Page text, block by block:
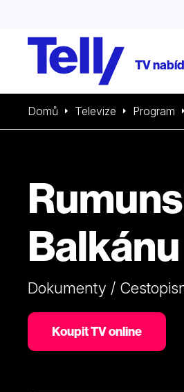
TV
Domů Televize Program
Balkánu
Dokumenty /
Koupit TV online